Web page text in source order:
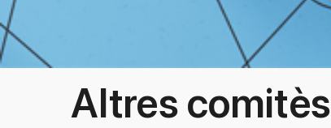
Altres comitès